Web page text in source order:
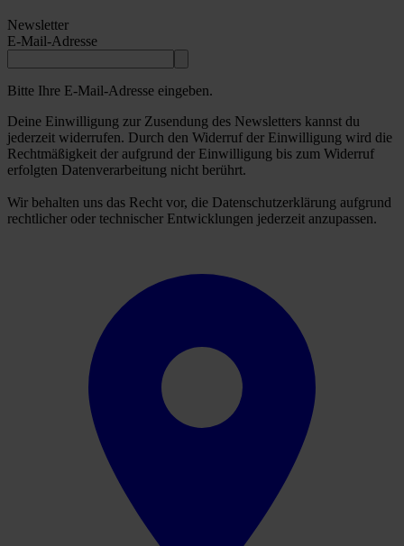
Newsletter
E-Mail-Adresse
Bitte Ihre E-Mail-Adresse eingeben.
Deine Einwilligung zur Zusendung des Newsletters kannst du
jederzeit widerrufen. Durch den Widerruf der Einwilligung wird die
Rechtmäßigkeit der aufgrund der Einwilligung bis zum Widerruf
erfolgten Datenverarbeitung nicht berührt.
Wir behalten uns das Recht vor, die Datenschutzerklärung aufgrund
rechtlicher oder technischer Entwicklungen jederzeit anzupassen.